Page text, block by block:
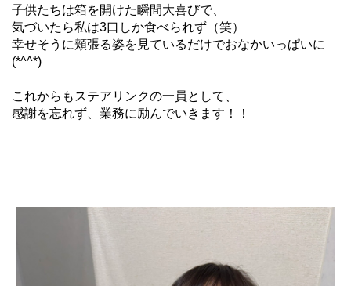
子供たちは箱を開けた瞬間大喜びで、
気づいたら私は3口しか食べられず（笑）
幸せそうに頬張る姿を見ているだけでおなかいっぱいに
(*^^*)
これからもステアリンクの一員として、
感謝を忘れず、業務に励んでいきます！！